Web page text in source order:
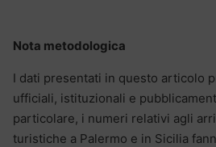
Nota metodologica
I dati presentati in questo articolo
ufficiali, istituzionali e
particolare, i numeri relativi agli
turistiche a Palermo e in Sicilia